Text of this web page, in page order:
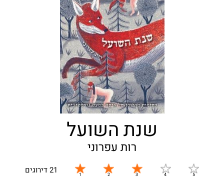
שנת השועל
רות עפרוני
21 דירוגים